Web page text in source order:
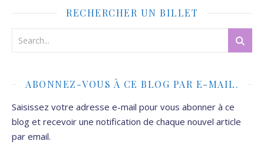
RECHERCHER UN BILLET
ABONNEZ-VOUS À CE BLOG PAR E-MAIL.
Saisissez votre adresse e-mail pour vous abonner à ce
blog et recevoir une notification de chaque nouvel article
par email.